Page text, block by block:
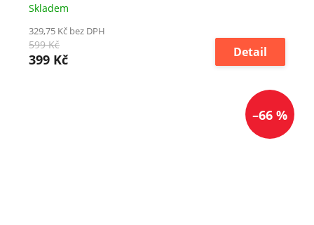
Skladem
329,75 Kč bez DPH
599 Kč
399 Kč Detail
–66 %